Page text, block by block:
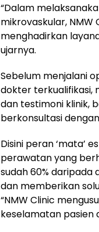
“Dalam
mikrovaskular,
menghadirkan
ujarnya.
Sebelum menjalani
dokter terkualifikasi,
dan testimoni klinik,
berkonsultasi
Disini peran ‘mata’
perawatan yang
sudah 60%
dan memberikan
“NMW Clinic
keselamatan pasien